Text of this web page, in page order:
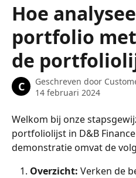
Hoe
portfolio
de
C Geschreven door
14 februari 2024
Welkom bij onze
portfoliolijst in D&B
demonstratie omvat de
Overzicht: Verken de